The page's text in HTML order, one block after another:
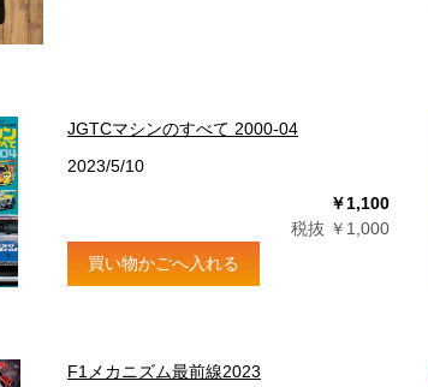
JGTCマシンのすべて 2000-04
2023/5/10
￥1,100
税抜 ￥1,000
買い物かごへ入れる
F1メカニズム最前線2023